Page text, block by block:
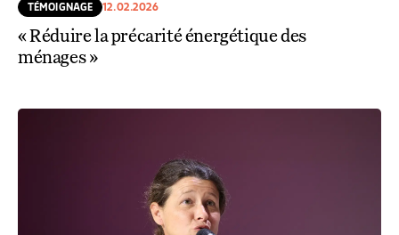
TÉMOIGNAGE 12.02.2026
« Réduire la précarité énergétique des
ménages »